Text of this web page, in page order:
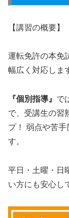
【講習の概要】
運転免許の本免
幅広く対応しま
『個別指導』 で
で、受講生の習
プ！ 弱点や苦
す。
平日・土曜・日
い方にも安心し